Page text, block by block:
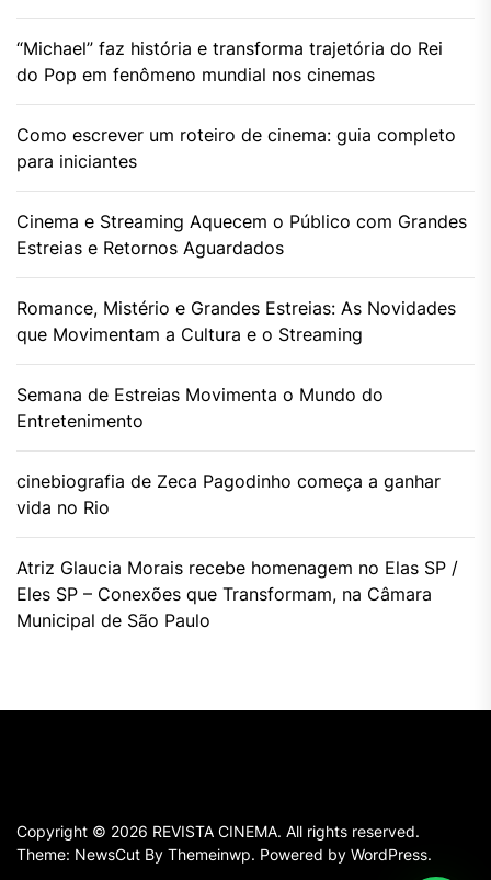
“Michael” faz história e transforma trajetória do Rei
do Pop em fenômeno mundial nos cinemas
Como escrever um roteiro de cinema: guia completo
para iniciantes
Cinema e Streaming Aquecem o Público com Grandes
Estreias e Retornos Aguardados
Romance, Mistério e Grandes Estreias: As Novidades
que Movimentam a Cultura e o Streaming
Semana de Estreias Movimenta o Mundo do
Entretenimento
cinebiografia de Zeca Pagodinho começa a ganhar
vida no Rio
Atriz Glaucia Morais recebe homenagem no Elas SP /
Eles SP – Conexões que Transformam, na Câmara
Municipal de São Paulo
Copyright © 2026 REVISTA CINEMA. All rights reserved.
Theme: NewsCut By Themeinwp. Powered by WordPress.